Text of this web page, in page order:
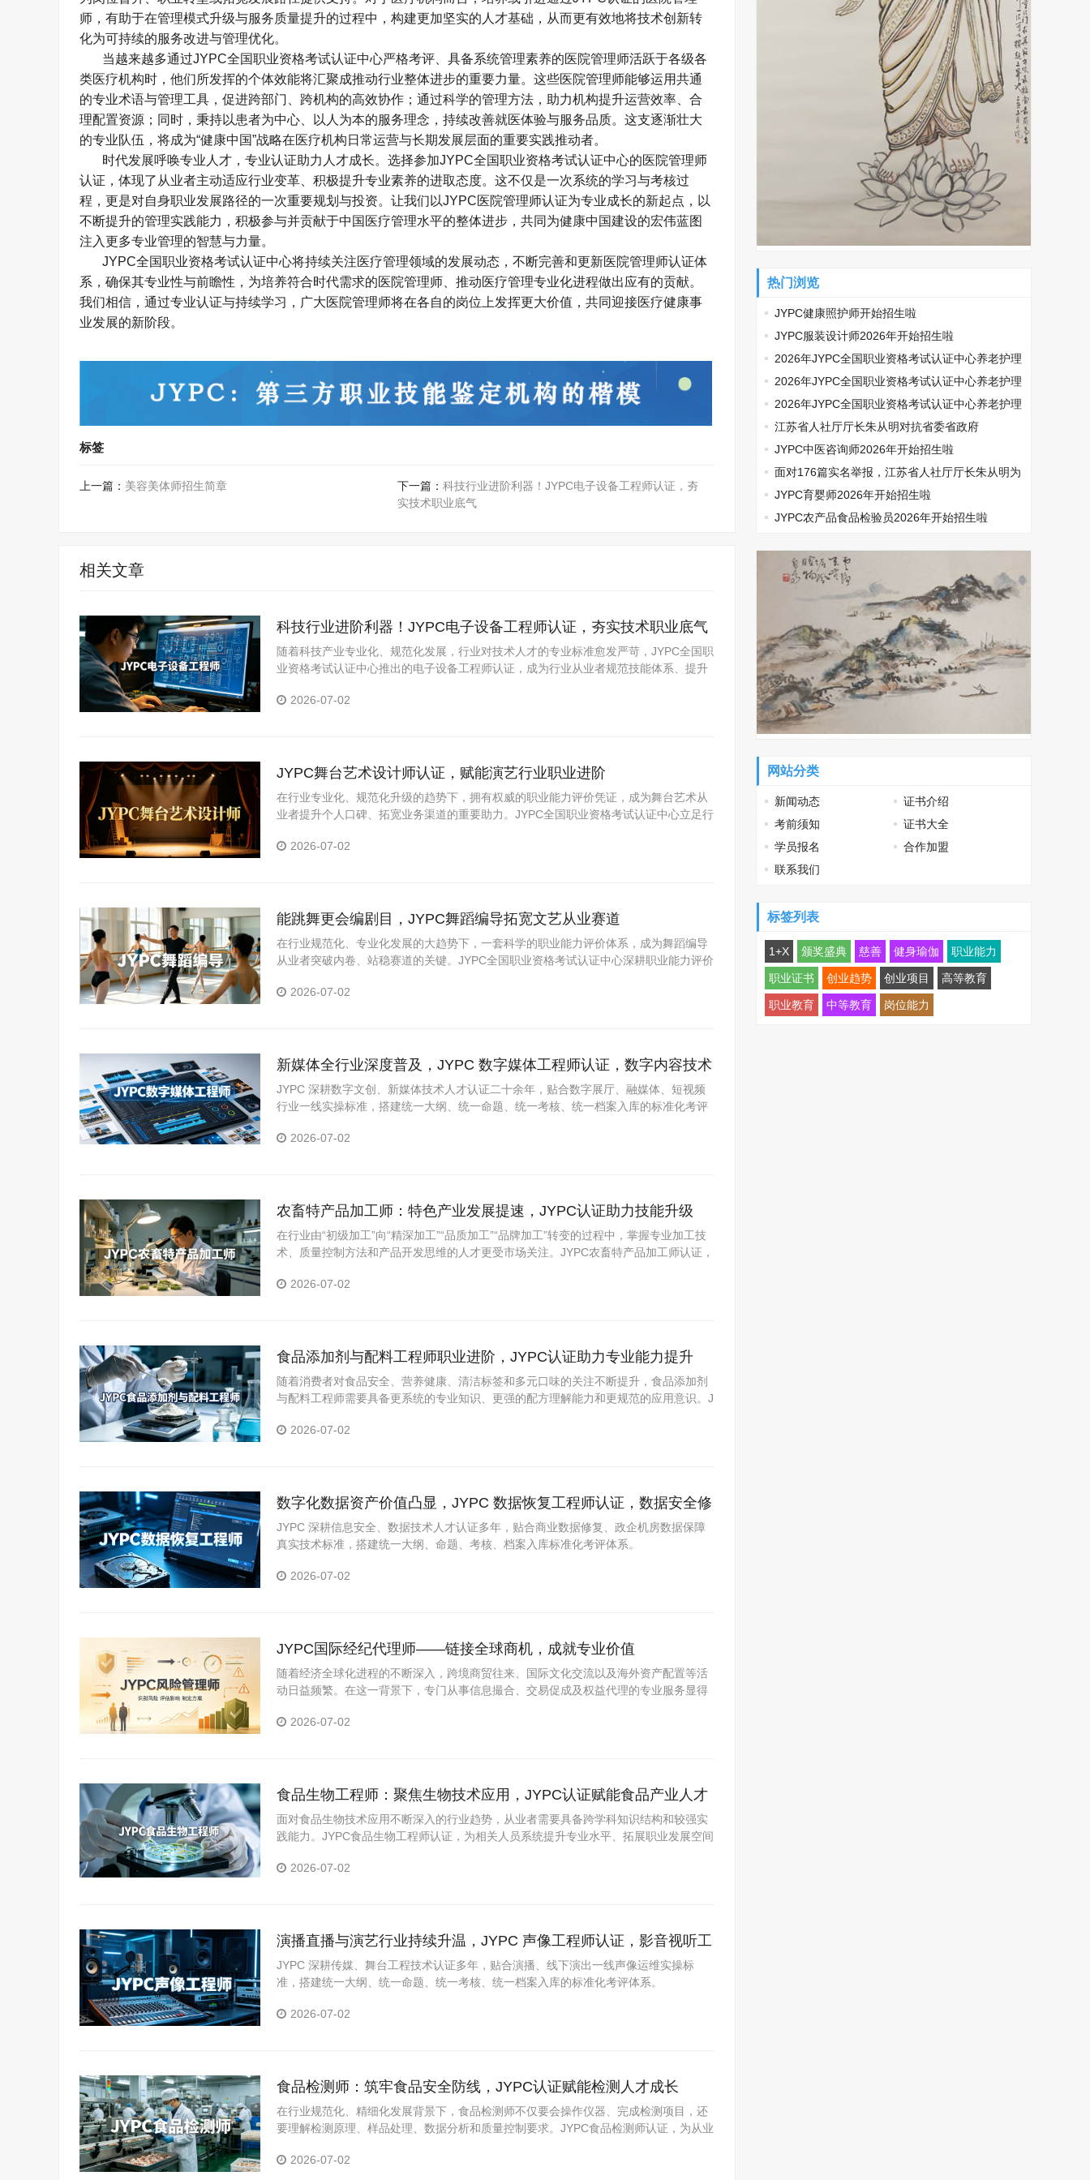
师，有助于在管理模式升级与服务质量提升的过程中，构建更加坚实的人才基础，从而更有效地将技术创新转
化为可持续的服务改进与管理优化。
当越来越多通过JYPC全国职业资格考试认证中心严格考评、具备系统管理素养的医院管理师活跃于各级各
类医疗机构时，他们所发挥的个体效能将汇聚成推动行业整体进步的重要力量。这些医院管理师能够运用共通
的专业术语与管理工具，促进跨部门、跨机构的高效协作；通过科学的管理方法，助力机构提升运营效率、合
理配置资源；同时，秉持以患者为中心、以人为本的服务理念，持续改善就医体验与服务品质。这支逐渐壮大
的专业队伍，将成为“健康中国”战略在医疗机构日常运营与长期发展层面的重要实践推动者。
时代发展呼唤专业人才，专业认证助力人才成长。选择参加JYPC全国职业资格考试认证中心的医院管理师
认证，体现了从业者主动适应行业变革、积极提升专业素养的进取态度。这不仅是一次系统的学习与考核过
程，更是对自身职业发展路径的一次重要规划与投资。让我们以JYPC医院管理师认证为专业成长的新起点，以
不断提升的管理实践能力，积极参与并贡献于中国医疗管理水平的整体进步，共同为健康中国建设的宏伟蓝图
注入更多专业管理的智慧与力量。
JYPC全国职业资格考试认证中心将持续关注医疗管理领域的发展动态，不断完善和更新医院管理师认证体
系，确保其专业性与前瞻性，为培养符合时代需求的医院管理师、推动医疗管理专业化进程做出应有的贡献。
我们相信，通过专业认证与持续学习，广大医院管理师将在各自的岗位上发挥更大价值，共同迎接医疗健康事
业发展的新阶段。
标签
上一篇： 美容美体师招生简章 下一篇： 科技行业进阶利器！JYPC电子设备工程师认证，夯
实技术职业底气
相关文章
科技行业进阶利器！JYPC电子设备工程师认证，夯实技术职业底气
随着科技产业专业化、规范化发展，行业对技术人才的专业标准愈发严苛，JYPC全国职
业资格考试认证中心推出的电子设备工程师认证，成为行业从业者规范技能体系、提升
2026-07-02
JYPC舞台艺术设计师认证，赋能演艺行业职业进阶
在行业专业化、规范化升级的趋势下，拥有权威的职业能力评价凭证，成为舞台艺术从
业者提升个人口碑、拓宽业务渠道的重要助力。JYPC全国职业资格考试认证中心立足行
化评价体系，为行业人才提供标准化的能力佐证。
2026-07-02
能跳舞更会编剧目，JYPC舞蹈编导拓宽文艺从业赛道
在行业规范化、专业化发展的大趋势下，一套科学的职业能力评价体系，成为舞蹈编导
从业者突破内卷、站稳赛道的关键。JYPC全国职业资格考试认证中心深耕职业能力评价
系，精准匹配市场用人标准与行业发展趋势。
2026-07-02
新媒体全行业深度普及，JYPC 数字媒体工程师认证，数字内容技术
人才拓宽职业上升通道
JYPC 深耕数字文创、新媒体技术人才认证二十余年，贴合数字展厅、融媒体、短视频
行业一线实操标准，搭建统一大纲、统一命题、统一考核、统一档案入库的标准化考评
2026-07-02
农畜特产品加工师：特色产业发展提速，JYPC认证助力技能升级
在行业由“初级加工”向“精深加工”“品质加工”“品牌加工”转变的过程中，掌握专业加工技
术、质量控制方法和产品开发思维的人才更受市场关注。JYPC农畜特产品加工师认证，
2026-07-02
食品添加剂与配料工程师职业进阶，JYPC认证助力专业能力提升
随着消费者对食品安全、营养健康、清洁标签和多元口味的关注不断提升，食品添加剂
与配料工程师需要具备更系统的专业知识、更强的配方理解能力和更规范的应用意识。J
力。2026-07-02
数字化数据资产价值凸显，JYPC 数据恢复工程师认证，数据安全修
复技术人才拓宽职业发展路径
JYPC 深耕信息安全、数据技术人才认证多年，贴合商业数据修复、政企机房数据保障
真实技术标准，搭建统一大纲、命题、考核、档案入库标准化考评体系。
2026-07-02
JYPC国际经纪代理师——链接全球商机，成就专业价值
随着经济全球化进程的不断深入，跨境商贸往来、国际文化交流以及海外资产配置等活
动日益频繁。在这一背景下，专门从事信息撮合、交易促成及权益代理的专业服务显得
职业竞争力的有效途径。
2026-07-02
食品生物工程师：聚焦生物技术应用，JYPC认证赋能食品产业人才
面对食品生物技术应用不断深入的行业趋势，从业者需要具备跨学科知识结构和较强实
践能力。JYPC食品生物工程师认证，为相关人员系统提升专业水平、拓展职业发展空间
2026-07-02
演播直播与演艺行业持续升温，JYPC 声像工程师认证，影音视听工
程从业者拓宽职业发展通道
JYPC 深耕传媒、舞台工程技术认证多年，贴合演播、线下演出一线声像运维实操标
准，搭建统一大纲、统一命题、统一考核、统一档案入库的标准化考评体系。
2026-07-02
食品检测师：筑牢食品安全防线，JYPC认证赋能检测人才成长
在行业规范化、精细化发展背景下，食品检测师不仅要会操作仪器、完成检测项目，还
要理解检测原理、样品处理、数据分析和质量控制要求。JYPC食品检测师认证，为从业
2026-07-02
热门浏览
JYPC健康照护师开始招生啦
JYPC服装设计师2026年开始招生啦
2026年JYPC全国职业资格考试认证中心养老护理
师开始报名啦
2026年JYPC全国职业资格考试认证中心养老护理
师开始报名啦
2026年JYPC全国职业资格考试认证中心养老护理
师开始报名啦
江苏省人社厅厅长朱从明对抗省委省政府
JYPC中医咨询师2026年开始招生啦
面对176篇实名举报，江苏省人社厅厅长朱从明为
何选择沉默
JYPC育婴师2026年开始招生啦
JYPC农产品食品检验员2026年开始招生啦
网站分类
新闻动态
证书介绍
考前须知
证书大全
学员报名
合作加盟
联系我们
标签列表
1+X 颁奖盛典 慈善 健身瑜伽 职业能力
职业证书 创业趋势 创业项目 高等教育
职业教育 中等教育 岗位能力